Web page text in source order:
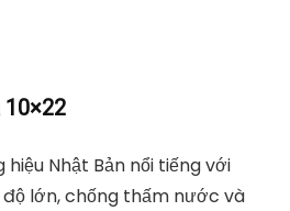
10×22
Nhật Bản nổi tiếng với
độ lớn, chống thấm nước và